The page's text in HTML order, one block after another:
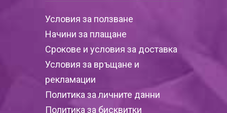
Условия за ползване
Начини за плащане
Срокове и условия за доставка
Условия за връщане и
рекламации
Политика за личните данни
Политика за бисквитки